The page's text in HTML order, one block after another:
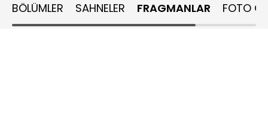
BÖLÜMLER SAHNELER FRAGMANLAR FOTO